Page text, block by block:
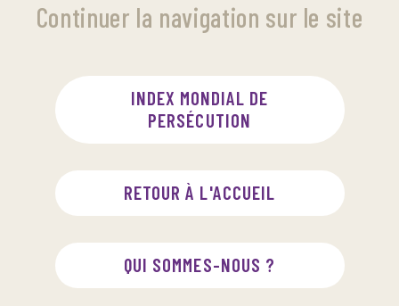
Continuer la navigation sur le site
INDEX MONDIAL DE
PERSÉCUTION
RETOUR À L'ACCUEIL
QUI SOMMES-NOUS ?